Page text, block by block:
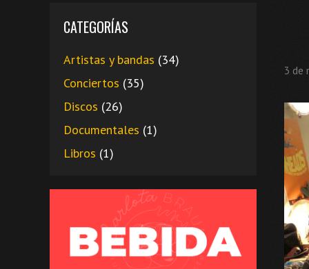
3 de
CATEGORÍAS
Artistas y bandas (34)
Conciertos (35)
Discos (26)
Documentales (1)
Libros (1)